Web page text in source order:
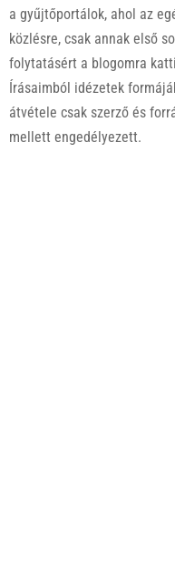
a gyűjtőportálok, ahol az
közlésre, csak annak első
folytatásért a blogomra
Írásaimból idézetek
átvétele csak szerző és
mellett engedélyezett.